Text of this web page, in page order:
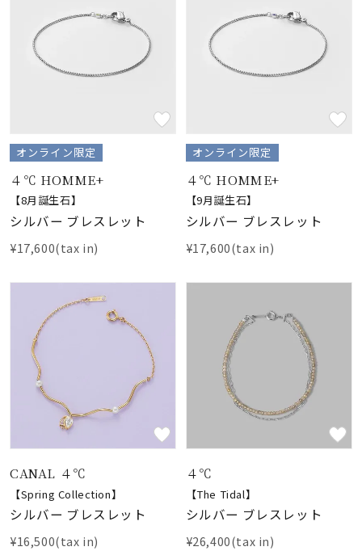
オンライン限定
４℃ HOMME+
【8月誕生石】
シルバー ブレスレット
¥17,600(tax in)
オンライン限定
４℃ HOMME+
【9月誕生石】
シルバー ブレスレット
¥17,600(tax in)
CANAL ４℃
【Spring Collection】
シルバー ブレスレット
¥16,500(tax in)
４℃
【The Tidal】
シルバー ブレスレット
¥26,400(tax in)